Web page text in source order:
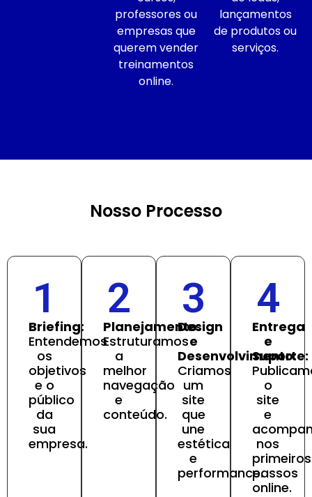
professores ou
empresas que
querem vender
treinamentos
online.
lançamentos
de produtos ou
serviços.
Nosso Processo
1
Briefing:
Entendemos
os
objetivos
e o
público
da
sua
empresa.
2
Planejamento:
Estruturamos
a
melhor
navegação
e
conteúdo.
3
Design
e
Desenvolvimento:
Criamos
um
site
que
une
estética
e
performance.
4
Entrega
e
Suporte:
o
site
e
nos
primeiros
passos
online.